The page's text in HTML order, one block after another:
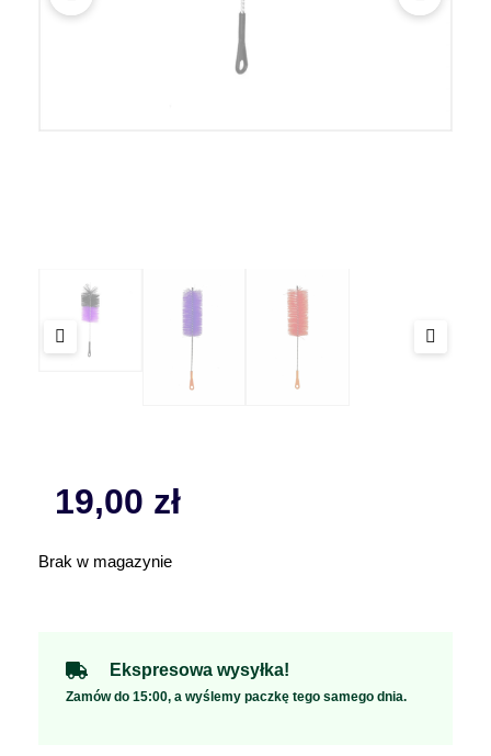
19,00 zł
Brak w magazynie
Ekspresowa wysyłka!
Zamów do 15:00, a wyślemy paczkę tego samego dnia.